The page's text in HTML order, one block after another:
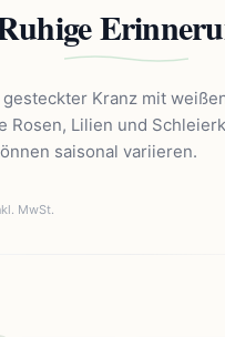
Kranz mit
Rosen, Lilien und
saisonal variieren.
MwSt.